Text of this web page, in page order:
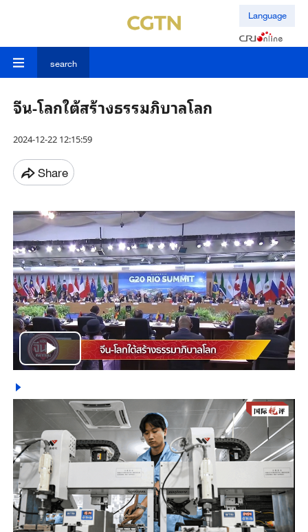
Language
search
จีน-โลกใต้สร้างธรรมภิบาลโลก
2024-12-22 12:15:59
Share
Play
Video